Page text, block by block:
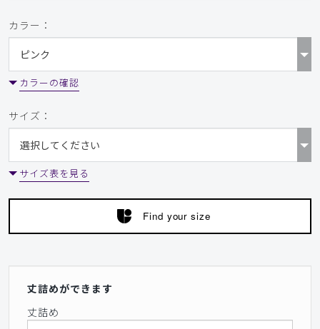
カラー：
カラーの確認
サイズ：
サイズ表を見る
Find your size
丈詰めができます
丈詰め